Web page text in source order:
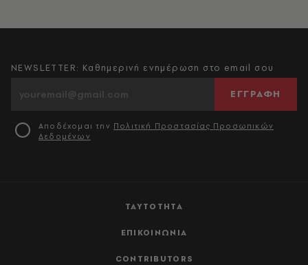
ΤΑΥΤΟΤΗΤΑ
ΕΠΙΚΟΙΝΩΝΙΑ
CONTRIBUTORS
NEWSLETTER: Καθημερινή ενημέρωση στο email σου
ΕΓΓΡΑΦΗ
Αποδέχομαι την Πολιτική Προστασίας Προσωπικών
Δεδομένων